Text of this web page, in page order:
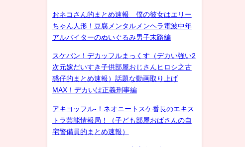
おネコさん的まとめ速報 僕の彼女はエリー
ちゃん人形！豆腐メンタルメンヘラ電波中年
アルバイターのぬいぐるみ男子末路編
スケバン！デカッフルまっくす（デカい強い2
次元嫁だいすき子供部屋おじさんヒロシ之古
惑仔的まとめ速報）話題な動画取り上げ
MAX！デカいは正義刑事編
アキヨッフル-！ネオニートスケ番長のエキス
トラ芸能情報局！（子ども部屋おばさんの自
宅警備員的まとめ速報）